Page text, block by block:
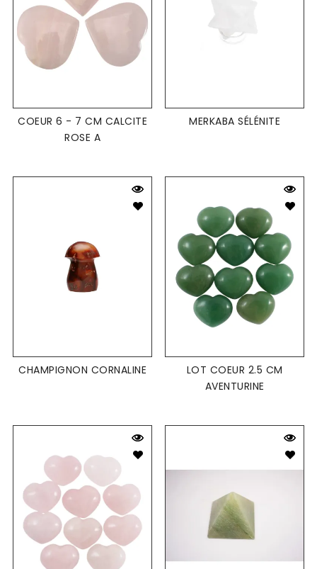
COEUR 6 - 7 CM CALCITE
ROSE A
MERKABA SÉLÉNITE
CHAMPIGNON CORNALINE
LOT COEUR 2.5 CM
AVENTURINE